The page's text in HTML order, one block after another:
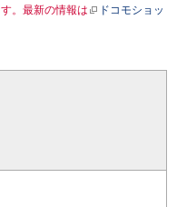
。最新の情報は
ドコモショッ